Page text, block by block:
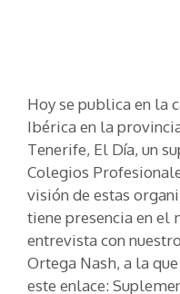
Hoy se publica en la
Ibérica en la
Tenerife, El Día, un
Colegios
visión de estas
tiene presencia en el
entrevista con
Ortega Nash, a la
este enlace: